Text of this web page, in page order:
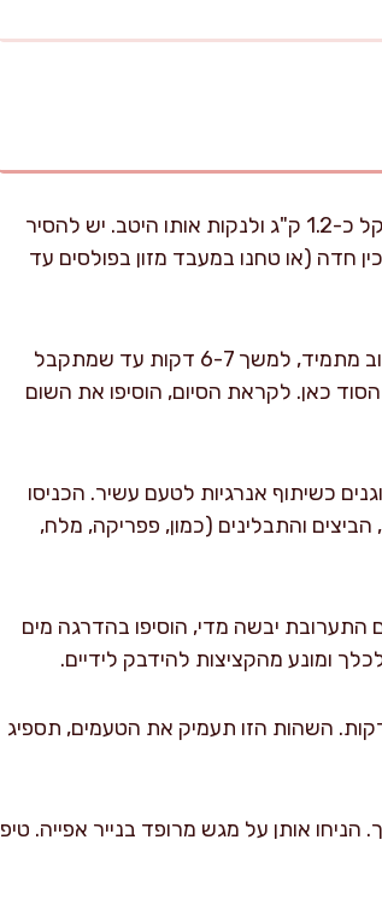
התחילו בהכנת הדג – אם בחרתם דג שלם, בקשו מהדגז לקחת בורי טרי במשקל כ-1.2 ק"ג ולנקות אותו היטב. יש להסיר
חדה (או טחנו במעבד מזון בפולסים עד
במחבת בינונית, חממו כף שמן והתחילו בטיגון הבצל על להבה נמוכה, תוך ערבוב מתמיד, למשך 6-7 דקות עד שמתקבל
כאן. לקראת הסיום, הוסיפו את השום
כשיתוף אנרגיות לטעם עשיר. הכניסו
והתבלינים (כמון, פפריקה, מלח,
יבשה מדי, הוסיפו בהדרגה מים
ומונע מהקציצות להידבק לידיים.
את התערובת בניילון נצמד והניחו לה להתייצב במקרר למשך לפחות 25 דקות. השהות הזו תעמיק את הטעמים, תספיג
בינוניות, בקוטר של כ-5 ס”מ ובעובי 1.5 ס”מ בערך. הניחו אותן על מגש מרופד בנייר אפייה. טיפ